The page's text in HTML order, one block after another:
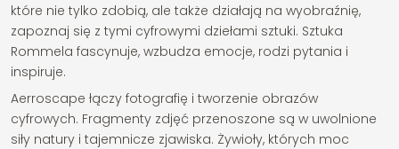
które nie tylko zdobią, ale także działają na wyobraźnię,
zapoznaj się z tymi cyfrowymi dziełami sztuki. Sztuka
Rommela fascynuje, wzbudza emocje, rodzi pytania i
inspiruje.
Aerroscape łączy fotografię i tworzenie obrazów
cyfrowych. Fragmenty zdjęć przenoszone są w uwolnione
siły natury i tajemnicze zjawiska. Żywioły, których moc